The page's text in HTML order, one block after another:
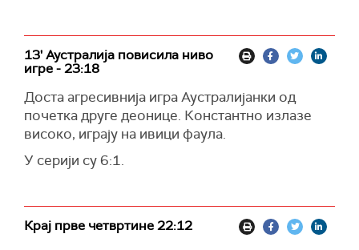
13' Аустралија повисила ниво
игре - 23:18
Доста агресивнија игра Аустралијанки од
почетка друге деонице. Константно излазе
високо, играју на ивици фаула.
У серији су 6:1.
Крај прве четвртине 22:12